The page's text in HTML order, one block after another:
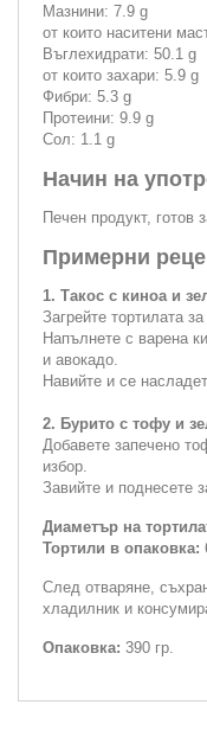
Мазнини: 7.9 g
от които наситени
Въглехидрати: 50.1 g
от които захари: 5.9 g
Фибри: 5.3 g
Протеини: 9.9 g
Сол: 1.1 g
Начин на
Печен продукт, готов
Примерни
1. Такос с киноа и
Загрейте тортилата
Напълнете с варена
и авокадо.
Навийте и се
2. Бурито с тофу и
Добавете запечено
избор.
Завийте и поднесете
Диаметър на
Тортили в опаковка:
След отваряне,
хладилник и
Опаковка: 390 гр.